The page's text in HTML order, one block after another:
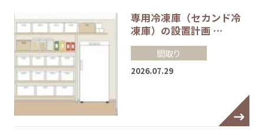
専用冷凍庫（セカンド冷
凍庫）の設置計画 …
間取り
2026.07.29